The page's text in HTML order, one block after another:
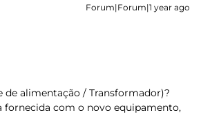
Forum|Forum|1 year ago
de alimentação / Transformador)?
fornecida com o novo equipamento,